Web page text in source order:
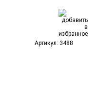
Артикул: 3488